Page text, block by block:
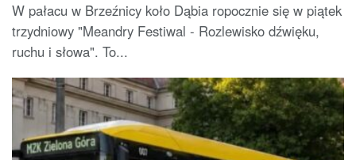
W pałacu w Brzeźnicy koło Dąbia ropocznie się w piątek
trzydniowy "Meandry Festiwal - Rozlewisko dźwięku,
ruchu i słowa". To...